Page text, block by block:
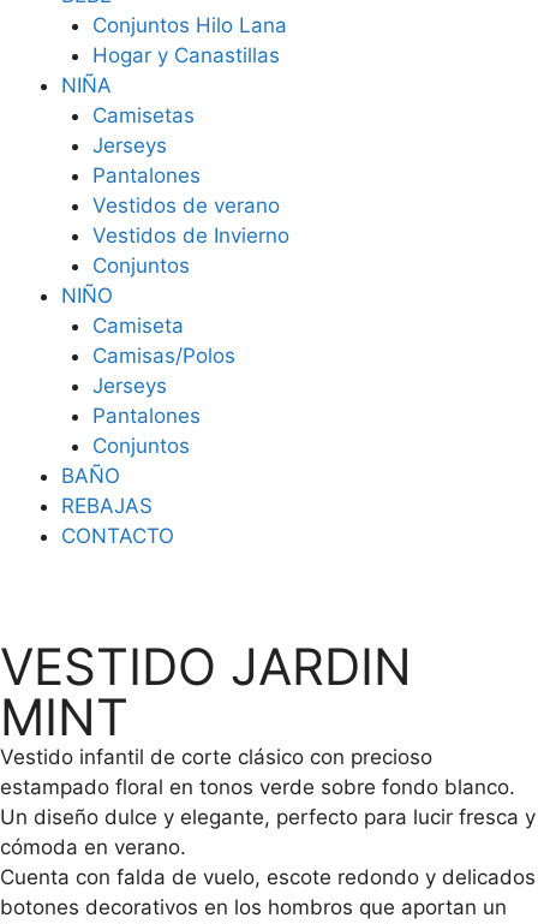
Conjuntos Hilo Lana
Hogar y Canastillas
NIÑA
Camisetas
Jerseys
Pantalones
Vestidos de verano
Vestidos de Invierno
Conjuntos
NIÑO
Camiseta
Camisas/Polos
Jerseys
Pantalones
Conjuntos
BAÑO
REBAJAS
CONTACTO
VESTIDO JARDIN
MINT
Vestido infantil de corte clásico con precioso
estampado floral en tonos verde sobre fondo blanco.
Un diseño dulce y elegante, perfecto para lucir fresca y
cómoda en verano.
Cuenta con falda de vuelo, escote redondo y delicados
botones decorativos en los hombros que aportan un